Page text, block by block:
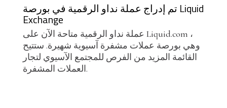
تم إدراج عملة نداو الرقمية في بورصة Liquid
Exchange
عملة نداو الرقمية متاحة الآن على Liquid.com ،
وهي بورصة عملات مشفرة آسيوية شهيرة. ستتيح
القائمة المزيد من الفرص للمجتمع الآسيوي لتجار
العملات المشفرة.